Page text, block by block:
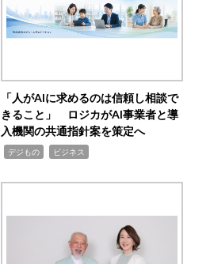
「人がAIに求めるのは信頼し相談で
きること」 ロジカがAI事業者と導
入機関の共通指針案を策定へ
デジもの ビジネス